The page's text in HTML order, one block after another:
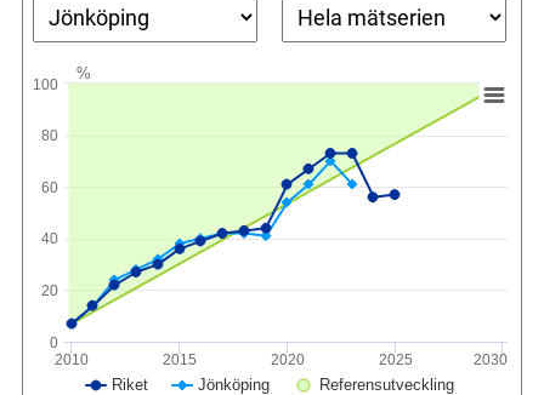
%
Riket Jönköping Referensutveckling
2010 2015 2020 2025 2030
0
20
40
60
80
100